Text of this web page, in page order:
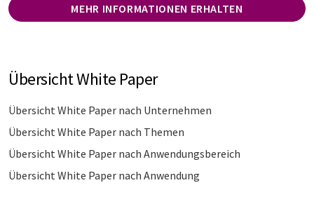
MEHR INFORMATIONEN ERHALTEN
Übersicht White Paper
Übersicht White Paper nach Unternehmen
Übersicht White Paper nach Themen
Übersicht White Paper nach Anwendungsbereich
Übersicht White Paper nach Anwendung